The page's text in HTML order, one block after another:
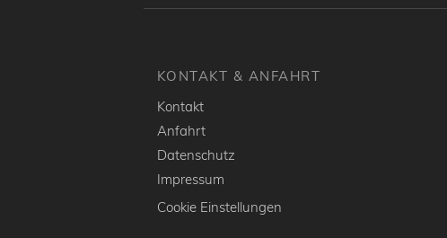
KONTAKT & ANFAHRT
Kontakt
Anfahrt
Datenschutz
Impressum
Cookie Einstellungen